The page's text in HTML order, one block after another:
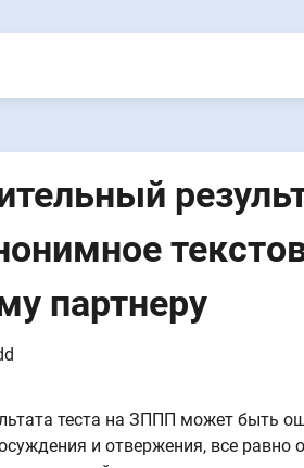
партнеру
теста на ЗППП может быть
и отвержения, все